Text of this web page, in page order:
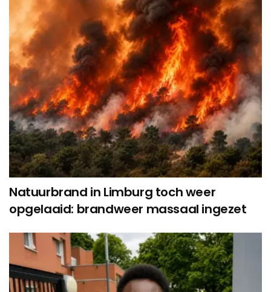
Natuurbrand in Limburg toch weer
opgelaaid: brandweer massaal ingezet